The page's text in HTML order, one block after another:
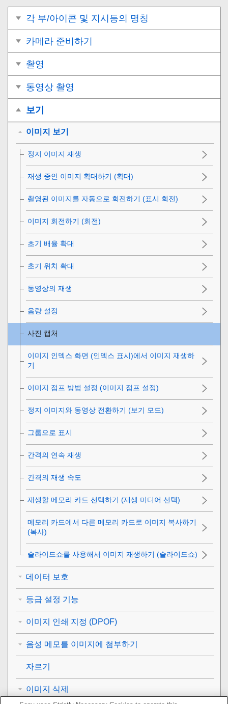
각 부/아이콘 및 지시등의 명칭
카메라 준비하기
촬영
동영상 촬영
보기
이미지 보기
정지 이미지 재생
재생 중인 이미지 확대하기 (확대)
촬영된 이미지를 자동으로 회전하기 (표시 회전)
이미지 회전하기 (회전)
초기 배율 확대
초기 위치 확대
동영상의 재생
음량 설정
사진 캡처
이미지 인덱스 화면 (인덱스 표시)에서 이미지 재생하
기
이미지 점프 방법 설정 (이미지 점프 설정)
정지 이미지와 동영상 전환하기 (보기 모드)
그룹으로 표시
간격의 연속 재생
간격의 재생 속도
재생할 메모리 카드 선택하기 (재생 미디어 선택)
메모리 카드에서 다른 메모리 카드로 이미지 복사하기
(복사)
슬라이드쇼를 사용해서 이미지 재생하기 (슬라이드쇼)
데이터 보호
등급 설정 기능
이미지 인쇄 지정 (DPOF)
음성 메모를 이미지에 첨부하기
자르기
이미지 삭제